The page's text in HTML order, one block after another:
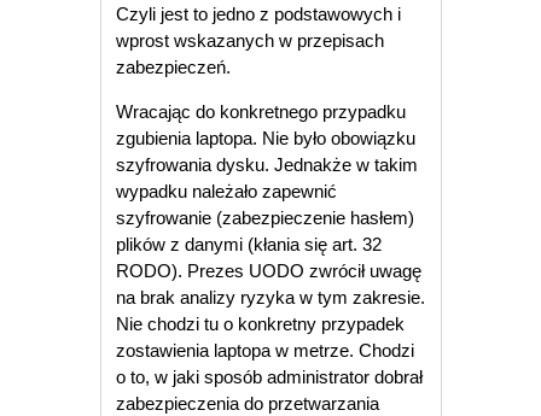
Czyli jest to jedno z podstawowych i
wprost wskazanych w przepisach
zabezpieczeń.
Wracając do konkretnego przypadku
zgubienia laptopa. Nie było obowiązku
szyfrowania dysku. Jednakże w takim
wypadku należało zapewnić
szyfrowanie (zabezpieczenie hasłem)
plików z danymi (kłania się art. 32
RODO). Prezes UODO zwrócił uwagę
na brak analizy ryzyka w tym zakresie.
Nie chodzi tu o konkretny przypadek
zostawienia laptopa w metrze. Chodzi
o to, w jaki sposób administrator dobrał
zabezpieczenia do przetwarzania